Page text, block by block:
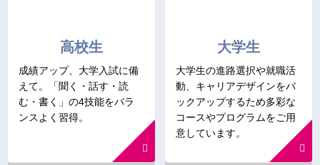
高校生
成績アップ、大学入試に備
えて。「聞く・話す・読
む・書く」の4技能をバラ
ンスよく習得。
大学生
大学生の進路選択や就職活
動、キャリアデザインをバ
ックアップするため多彩な
コースやプログラムをご用
意しています。